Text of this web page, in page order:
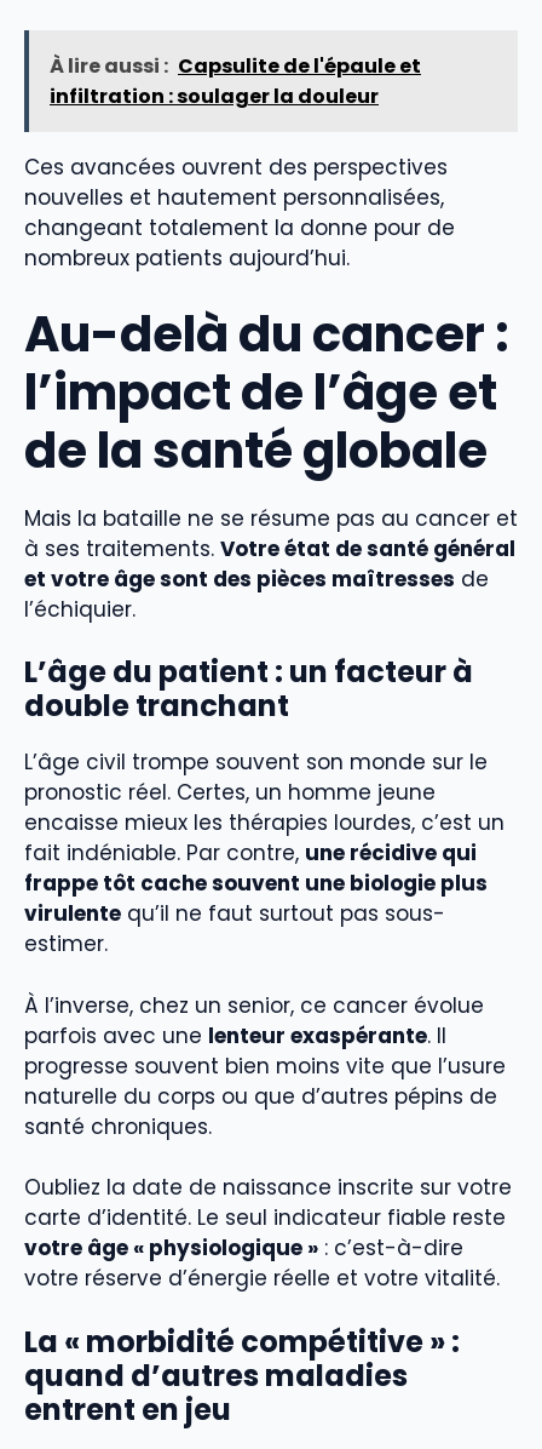
À lire aussi : Capsulite de l'épaule et
infiltration : soulager la douleur
Ces avancées ouvrent des perspectives
nouvelles et hautement personnalisées,
changeant totalement la donne pour de
nombreux patients aujourd’hui.
Au-delà du cancer :
l’impact de l’âge et
de la santé globale
Mais la bataille ne se résume pas au cancer et
à ses traitements. Votre état de santé général
et votre âge sont des pièces maîtresses de
l’échiquier.
L’âge du patient : un facteur à
double tranchant
L’âge civil trompe souvent son monde sur le
pronostic réel. Certes, un homme jeune
encaisse mieux les thérapies lourdes, c’est un
fait indéniable. Par contre, une récidive qui
frappe tôt cache souvent une biologie plus
virulente qu’il ne faut surtout pas sous-
estimer.
À l’inverse, chez un senior, ce cancer évolue
parfois avec une lenteur exaspérante. Il
progresse souvent bien moins vite que l’usure
naturelle du corps ou que d’autres pépins de
santé chroniques.
Oubliez la date de naissance inscrite sur votre
carte d’identité. Le seul indicateur fiable reste
votre âge « physiologique » : c’est-à-dire
votre réserve d’énergie réelle et votre vitalité.
La « morbidité compétitive » :
quand d’autres maladies
entrent en jeu